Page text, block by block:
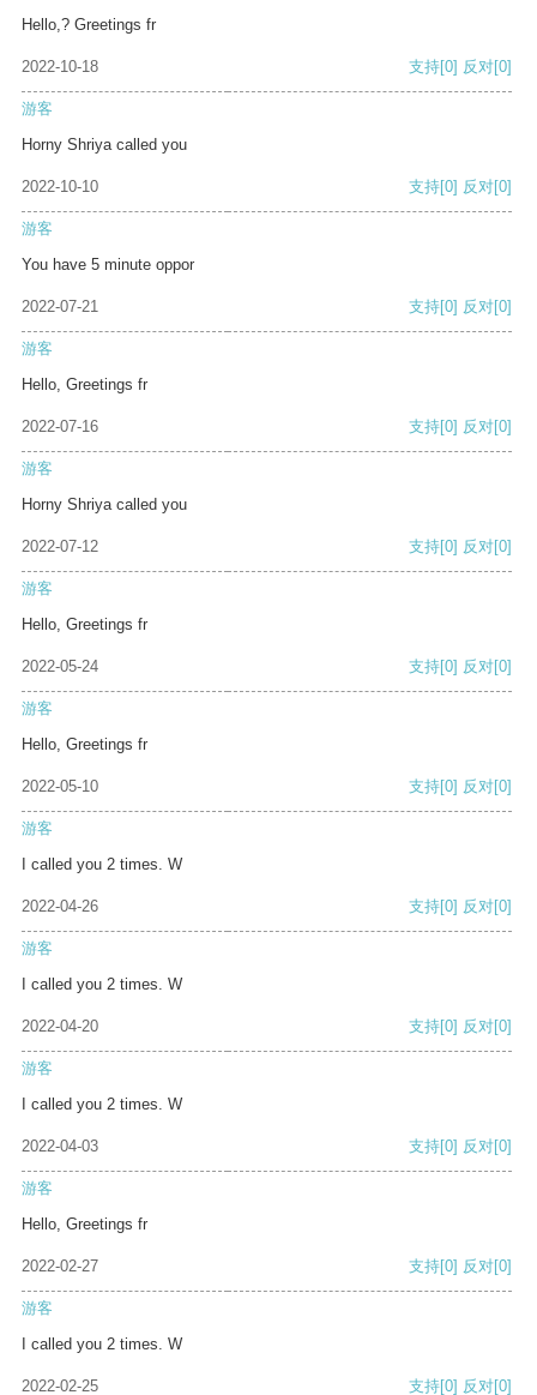
Hello,? Greetings fr
2022-10-18 支持[0] 反对[0]
游客
Horny Shriya called you
2022-10-10 支持[0] 反对[0]
游客
You have 5 minute oppor
2022-07-21 支持[0] 反对[0]
游客
Hello, Greetings fr
2022-07-16 支持[0] 反对[0]
游客
Horny Shriya called you
2022-07-12 支持[0] 反对[0]
游客
Hello, Greetings fr
2022-05-24 支持[0] 反对[0]
游客
Hello, Greetings fr
2022-05-10 支持[0] 反对[0]
游客
I called you 2 times. W
2022-04-26 支持[0] 反对[0]
游客
I called you 2 times. W
2022-04-20 支持[0] 反对[0]
游客
I called you 2 times. W
2022-04-03 支持[0] 反对[0]
游客
Hello, Greetings fr
2022-02-27 支持[0] 反对[0]
游客
I called you 2 times. W
2022-02-25 支持[0] 反对[0]